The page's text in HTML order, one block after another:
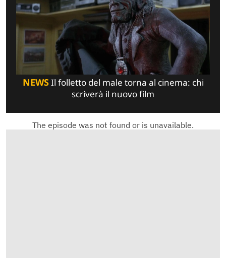
NEWSIl folletto del male torna al cinema: chi
scriverà il nuovo film